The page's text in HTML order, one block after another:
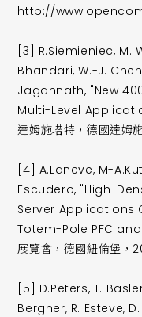
http://
[3] R.Siemieniec, M.
Bhandari, W.-J.
Jagannath, "New
Multi-Level
達姆施塔特，德國達姆
[4] A.Laneve, M-
Escudero, "High-
Server Applications
Totem-Pole PFC and
展覽會，德國紐倫堡，
[5] D.Peters, T.
Bergner, R. Esteve,